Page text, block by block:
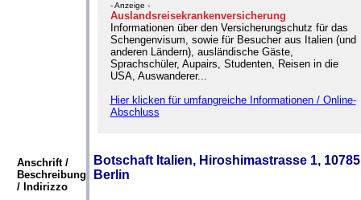
- Anzeige -
Auslandsreisekrankenversicherung
Informationen über den Versicherungschutz für das
Schengenvisum, sowie für Besucher aus Italien (und
anderen Ländern), ausländische Gäste,
Sprachschüler, Aupairs, Studenten, Reisen in die
USA, Auswanderer...
Hier klicken für umfangreiche Informationen / Online-
Abschluss
Anschrift /
Beschreibung
/ Indirizzo
Botschaft Italien, Hiroshimastrasse 1, 10785
Berlin